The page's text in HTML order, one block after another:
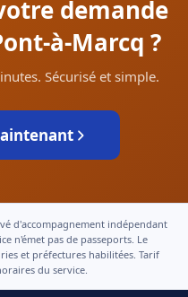
demande
à-Marcq ?
Sécurisé et simple.
d'accompagnement indépendant
n'émet pas de passeports. Le
et préfectures habilitées. Tarif
du service.